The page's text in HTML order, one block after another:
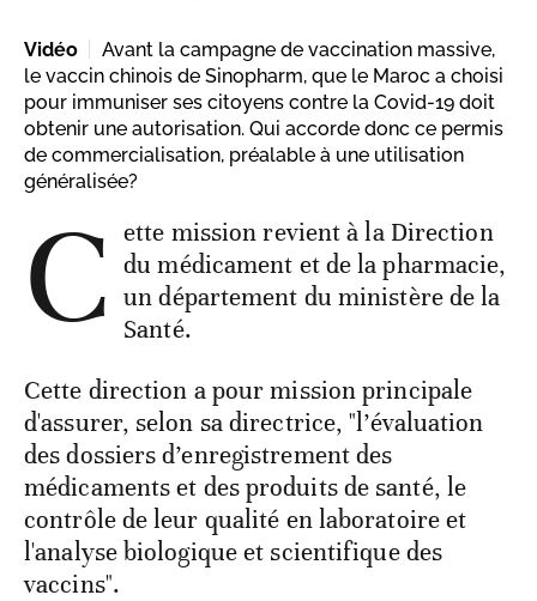
Vidéo
Avant la campagne de vaccination massive,
le vaccin chinois de Sinopharm, que le Maroc a choisi
pour immuniser ses citoyens contre la Covid-19 doit
obtenir une autorisation. Qui accorde donc ce permis
de commercialisation, préalable à une utilisation
généralisée?
C ette mission revient à la Direction
du médicament et de la pharmacie,
un département du ministère de la
Santé.
Cette direction a pour mission principale
d'assurer, selon sa directrice, "l’évaluation
des dossiers d’enregistrement des
médicaments et des produits de santé, le
contrôle de leur qualité en laboratoire et
l'analyse biologique et scientifique des
vaccins".